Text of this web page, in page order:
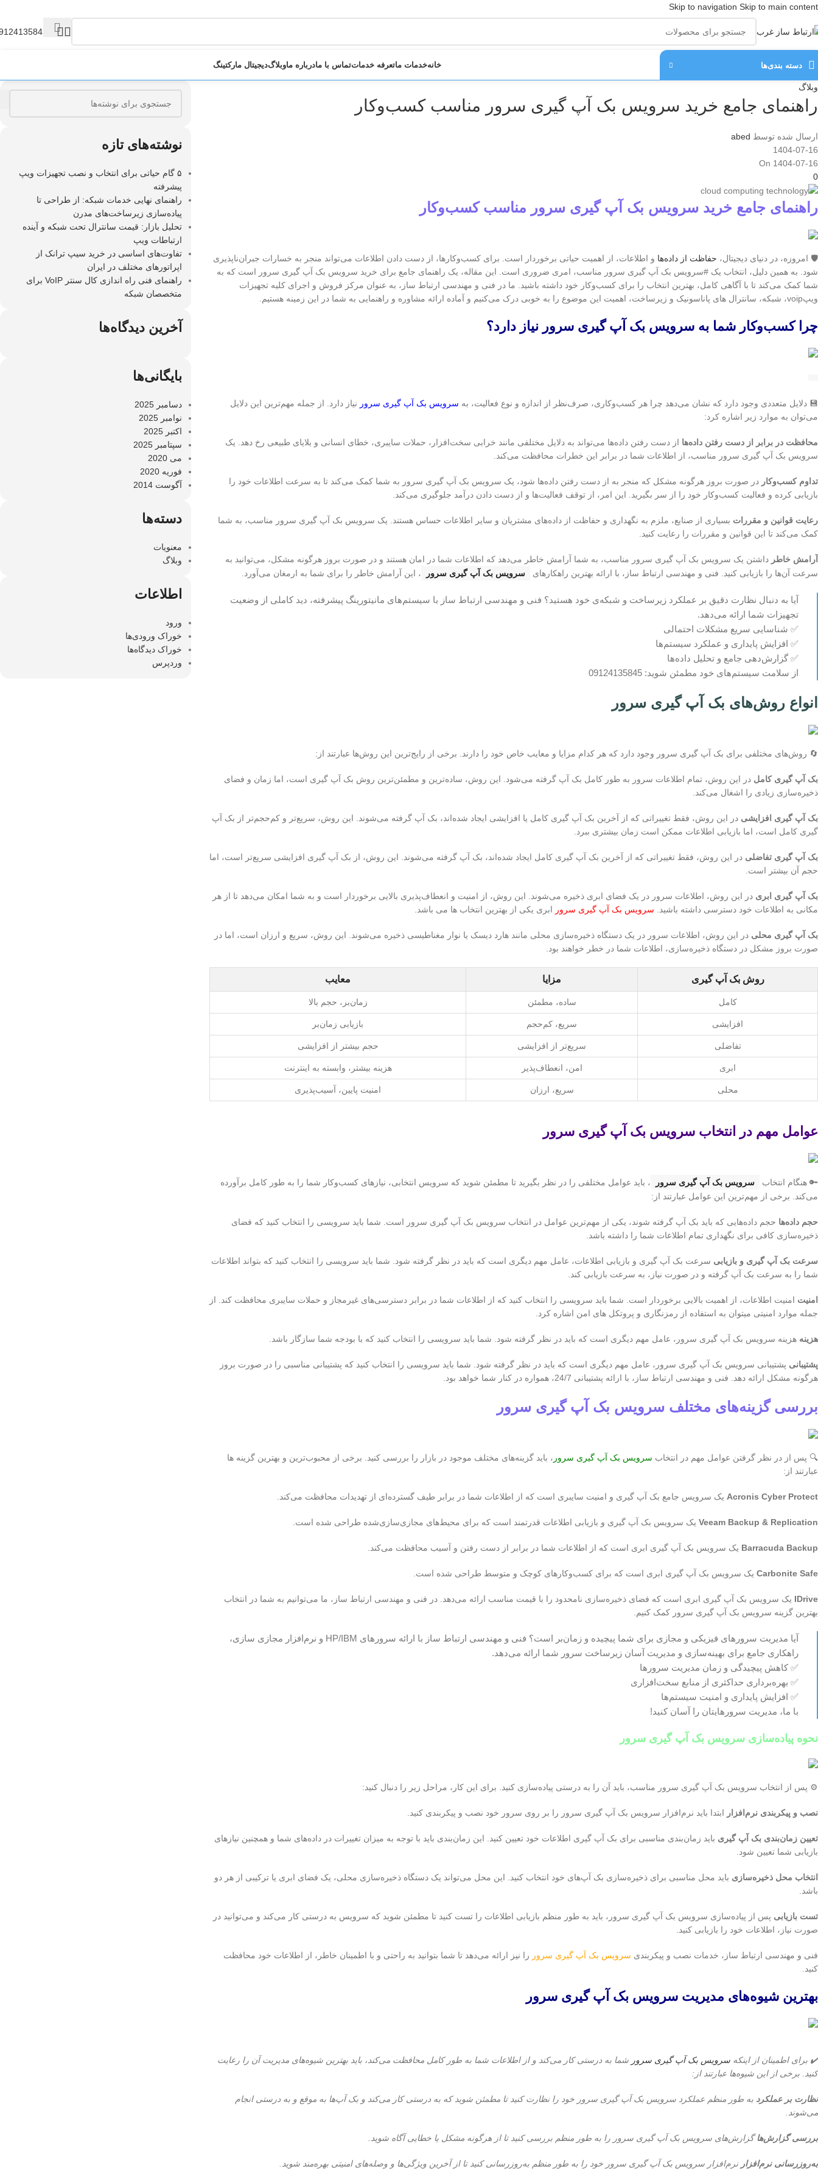
Skip to navigation Skip to main content
دسته‌ بندی‌ها خانهخدمات ماتعرفه خدماتتماس با مادرباره ماوبلاگدیجیتال مارکتینگ
وبلاگ
راهنمای جامع خرید سرویس بک آپ گیری سرور مناسب کسب‌وکار
ارسال شده توسط abed
1404-07-16
On 1404-07-16
0
راهنمای جامع خرید سرویس بک آپ گیری سرور مناسب کسب‌وکار
🛡️ امروزه، در دنیای دیجیتال، حفاظت از داده‌ها و اطلاعات، از اهمیت حیاتی برخوردار است. برای کسب‌وکارها، از دست دادن اطلاعات می‌تواند منجر به خسارات جبران‌ناپذیری
شود. به همین دلیل، انتخاب یک #سرویس بک آپ گیری سرور مناسب، امری ضروری است. این مقاله، یک راهنمای جامع برای خرید سرویس بک آپ گیری سرور است که به
شما کمک می‌کند تا با آگاهی کامل، بهترین انتخاب را برای کسب‌وکار خود داشته باشید. ما در فنی و مهندسی ارتباط ساز، به عنوان مرکز فروش و اجرای کلیه تجهیزات
ویپvoip، شبکه، سانترال های پاناسونیک و زیرساخت، اهمیت این موضوع را به خوبی درک می‌کنیم و آماده ارائه مشاوره و راهنمایی به شما در این زمینه هستیم.
چرا کسب‌وکار شما به سرویس بک آپ گیری سرور نیاز دارد؟
💾 دلایل متعددی وجود دارد که نشان می‌دهد چرا هر کسب‌وکاری، صرف‌نظر از اندازه و نوع فعالیت، به سرویس بک آپ گیری سرور نیاز دارد. از جمله مهم‌ترین این دلایل
می‌توان به موارد زیر اشاره کرد:
محافظت در برابر از دست رفتن داده‌ها از دست رفتن داده‌ها می‌تواند به دلایل مختلفی مانند خرابی سخت‌افزار، حملات سایبری، خطای انسانی و بلایای طبیعی رخ دهد. یک
سرویس بک آپ گیری سرور مناسب، از اطلاعات شما در برابر این خطرات محافظت می‌کند.
تداوم کسب‌وکار در صورت بروز هرگونه مشکل که منجر به از دست رفتن داده‌ها شود، یک سرویس بک آپ گیری سرور به شما کمک می‌کند تا به سرعت اطلاعات خود را
بازیابی کرده و فعالیت کسب‌وکار خود را از سر بگیرید. این امر، از توقف فعالیت‌ها و از دست دادن درآمد جلوگیری می‌کند.
رعایت قوانین و مقررات بسیاری از صنایع، ملزم به نگهداری و حفاظت از داده‌های مشتریان و سایر اطلاعات حساس هستند. یک سرویس بک آپ گیری سرور مناسب، به شما
کمک می‌کند تا این قوانین و مقررات را رعایت کنید.
آرامش خاطر داشتن یک سرویس بک آپ گیری سرور مناسب، به شما آرامش خاطر می‌دهد که اطلاعات شما در امان هستند و در صورت بروز هرگونه مشکل، می‌توانید به
سرعت آن‌ها را بازیابی کنید. فنی و مهندسی ارتباط ساز، با ارائه بهترین راهکارهای
سرویس بک آپ گیری سرور ، این آرامش خاطر را برای شما به ارمغان می‌آورد.
آیا به دنبال نظارت دقیق بر عملکرد زیرساخت و شبکه‌ی خود هستید؟ فنی و مهندسی ارتباط ساز با سیستم‌های مانیتورینگ پیشرفته، دید کاملی از وضعیت
تجهیزات شما ارائه می‌دهد.
✅ شناسایی سریع مشکلات احتمالی
✅ افزایش پایداری و عملکرد سیستم‌ها
✅ گزارش‌دهی جامع و تحلیل داده‌ها
از سلامت سیستم‌های خود مطمئن شوید: 09124135845
انواع روش‌های بک آپ گیری سرور
🔄 روش‌های مختلفی برای بک آپ گیری سرور وجود دارد که هر کدام مزایا و معایب خاص خود را دارند. برخی از رایج‌ترین این روش‌ها عبارتند از:
بک آپ گیری کامل در این روش، تمام اطلاعات سرور به طور کامل بک آپ گرفته می‌شود. این روش، ساده‌ترین و مطمئن‌ترین روش بک آپ گیری است، اما زمان و فضای
ذخیره‌سازی زیادی را اشغال می‌کند.
بک آپ گیری افزایشی در این روش، فقط تغییراتی که از آخرین بک آپ گیری کامل یا افزایشی ایجاد شده‌اند، بک آپ گرفته می‌شوند. این روش، سریع‌تر و کم‌حجم‌تر از بک آپ
گیری کامل است، اما بازیابی اطلاعات ممکن است زمان بیشتری ببرد.
بک آپ گیری تفاضلی در این روش، فقط تغییراتی که از آخرین بک آپ گیری کامل ایجاد شده‌اند، بک آپ گرفته می‌شوند. این روش، از بک آپ گیری افزایشی سریع‌تر است، اما
حجم آن بیشتر است.
بک آپ گیری ابری در این روش، اطلاعات سرور در یک فضای ابری ذخیره می‌شوند. این روش، از امنیت و انعطاف‌پذیری بالایی برخوردار است و به شما امکان می‌دهد تا از هر
مکانی به اطلاعات خود دسترسی داشته باشید. سرویس بک آپ گیری سرور ابری یکی از بهترین انتخاب ها می باشد.
بک آپ گیری محلی در این روش، اطلاعات سرور در یک دستگاه ذخیره‌سازی محلی مانند هارد دیسک یا نوار مغناطیسی ذخیره می‌شوند. این روش، سریع و ارزان است، اما در
صورت بروز مشکل در دستگاه ذخیره‌سازی، اطلاعات شما در خطر خواهند بود.
روش بک آپ گیری مزایا معایب
کامل ساده، مطمئن زمان‌بر، حجم بالا
افزایشی سریع، کم‌حجم بازیابی زمان‌بر
تفاضلی سریع‌تر از افزایشی حجم بیشتر از افزایشی
ابری امن، انعطاف‌پذیر هزینه بیشتر، وابسته به اینترنت
محلی سریع، ارزان امنیت پایین، آسیب‌پذیری
عوامل مهم در انتخاب سرویس بک آپ گیری سرور
🔑 هنگام انتخاب سرویس بک آپ گیری سرور
، باید عوامل مختلفی را در نظر بگیرید تا مطمئن شوید که سرویس انتخابی، نیازهای کسب‌وکار شما را به طور کامل برآورده
می‌کند. برخی از مهم‌ترین این عوامل عبارتند از:
حجم داده‌ها حجم داده‌هایی که باید بک آپ گرفته شوند، یکی از مهم‌ترین عوامل در انتخاب سرویس بک آپ گیری سرور است. شما باید سرویسی را انتخاب کنید که فضای
ذخیره‌سازی کافی برای نگهداری تمام اطلاعات شما را داشته باشد.
سرعت بک آپ گیری و بازیابی سرعت بک آپ گیری و بازیابی اطلاعات، عامل مهم دیگری است که باید در نظر گرفته شود. شما باید سرویسی را انتخاب کنید که بتواند اطلاعات
شما را به سرعت بک آپ گرفته و در صورت نیاز، به سرعت بازیابی کند.
امنیت امنیت اطلاعات، از اهمیت بالایی برخوردار است. شما باید سرویسی را انتخاب کنید که از اطلاعات شما در برابر دسترسی‌های غیرمجاز و حملات سایبری محافظت کند. از
جمله موارد امنیتی میتوان به استفاده از رمزنگاری و پروتکل های امن اشاره کرد.
هزینه هزینه سرویس بک آپ گیری سرور، عامل مهم دیگری است که باید در نظر گرفته شود. شما باید سرویسی را انتخاب کنید که با بودجه شما سازگار باشد.
پشتیبانی پشتیبانی سرویس بک آپ گیری سرور، عامل مهم دیگری است که باید در نظر گرفته شود. شما باید سرویسی را انتخاب کنید که پشتیبانی مناسبی را در صورت بروز
هرگونه مشکل ارائه دهد. فنی و مهندسی ارتباط ساز، با ارائه پشتیبانی 24/7، همواره در کنار شما خواهد بود.
بررسی گزینه‌های مختلف سرویس بک آپ گیری سرور
🔍 پس از در نظر گرفتن عوامل مهم در انتخاب سرویس بک آپ گیری سرور ، باید گزینه‌های مختلف موجود در بازار را بررسی کنید. برخی از محبوب‌ترین و بهترین گزینه ها
عبارتند از:
Acronis Cyber Protect یک سرویس جامع بک آپ گیری و امنیت سایبری است که از اطلاعات شما در برابر طیف گسترده‌ای از تهدیدات محافظت می‌کند.
Veeam Backup & Replication یک سرویس بک آپ گیری و بازیابی اطلاعات قدرتمند است که برای محیط‌های مجازی‌سازی‌شده طراحی شده است.
Barracuda Backup یک سرویس بک آپ گیری ابری است که از اطلاعات شما در برابر از دست رفتن و آسیب محافظت می‌کند.
Carbonite Safe یک سرویس بک آپ گیری ابری است که برای کسب‌وکارهای کوچک و متوسط طراحی شده است.
IDrive یک سرویس بک آپ گیری ابری است که فضای ذخیره‌سازی نامحدود را با قیمت مناسب ارائه می‌دهد. در فنی و مهندسی ارتباط ساز، ما می‌توانیم به شما در انتخاب
بهترین گزینه سرویس بک آپ گیری سرور کمک کنیم.
آیا مدیریت سرورهای فیزیکی و مجازی برای شما پیچیده و زمان‌بر است؟ فنی و مهندسی ارتباط ساز با ارائه سرورهای HP/IBM و نرم‌افزار مجازی سازی،
راهکاری جامع برای بهینه‌سازی و مدیریت آسان زیرساخت سرور شما ارائه می‌دهد.
✅ کاهش پیچیدگی و زمان مدیریت سرورها
✅ بهره‌برداری حداکثری از منابع سخت‌افزاری
✅ افزایش پایداری و امنیت سیستم‌ها
با ما، مدیریت سرورهایتان را آسان کنید!
نحوه پیاده‌سازی سرویس بک آپ گیری سرور
⚙️ پس از انتخاب سرویس بک آپ گیری سرور مناسب، باید آن را به درستی پیاده‌سازی کنید. برای این کار، مراحل زیر را دنبال کنید:
نصب و پیکربندی نرم‌افزار ابتدا باید نرم‌افزار سرویس بک آپ گیری سرور را بر روی سرور خود نصب و پیکربندی کنید.
تعیین زمان‌بندی بک آپ گیری باید زمان‌بندی مناسبی برای بک آپ گیری اطلاعات خود تعیین کنید. این زمان‌بندی باید با توجه به میزان تغییرات در داده‌های شما و همچنین نیازهای
بازیابی شما تعیین شود.
انتخاب محل ذخیره‌سازی باید محل مناسبی برای ذخیره‌سازی بک آپ‌های خود انتخاب کنید. این محل می‌تواند یک دستگاه ذخیره‌سازی محلی، یک فضای ابری یا ترکیبی از هر دو
باشد.
تست بازیابی پس از پیاده‌سازی سرویس بک آپ گیری سرور، باید به طور منظم بازیابی اطلاعات را تست کنید تا مطمئن شوید که سرویس به درستی کار می‌کند و می‌توانید در
صورت نیاز، اطلاعات خود را بازیابی کنید.
فنی و مهندسی ارتباط ساز، خدمات نصب و پیکربندی سرویس بک آپ گیری سرور را نیز ارائه می‌دهد تا شما بتوانید به راحتی و با اطمینان خاطر، از اطلاعات خود محافظت
کنید.
بهترین شیوه‌های مدیریت سرویس بک آپ گیری سرور
✔️ برای اطمینان از اینکه سرویس بک آپ گیری سرور شما به درستی کار می‌کند و از اطلاعات شما به طور کامل محافظت می‌کند، باید بهترین شیوه‌های مدیریت آن را رعایت
کنید. برخی از این شیوه‌ها عبارتند از:
نظارت بر عملکرد به طور منظم عملکرد سرویس بک آپ گیری سرور خود را نظارت کنید تا مطمئن شوید که به درستی کار می‌کند و بک آپ‌ها به موقع و به درستی انجام
می‌شوند.
بررسی گزارش‌ها گزارش‌های سرویس بک آپ گیری سرور را به طور منظم بررسی کنید تا از هرگونه مشکل یا خطایی آگاه شوید.
به‌روزرسانی نرم‌افزار نرم‌افزار سرویس بک آپ گیری سرور خود را به طور منظم به‌روزرسانی کنید تا از آخرین ویژگی‌ها و وصله‌های امنیتی بهره‌مند شوید.
نوشته‌های تازه
۵ گام حیاتی برای انتخاب و نصب تجهیزات ویپ
پیشرفته
راهنمای نهایی خدمات شبکه: از طراحی تا
پیاده‌سازی زیرساخت‌های مدرن
تحلیل بازار: قیمت سانترال تحت شبکه و آینده
ارتباطات ویپ
تفاوت‌های اساسی در خرید سیپ ترانک از
اپراتورهای مختلف در ایران
راهنمای فنی راه اندازی کال سنتر VoIP برای
متخصصان شبکه
آخرین دیدگاه‌ها
بایگانی‌ها
دسامبر 2025
نوامبر 2025
اکتبر 2025
سپتامبر 2025
می 2020
فوریه 2020
آگوست 2014
دسته‌ها
معنویات
وبلاگ
اطلاعات
ورود
خوراک ورودی‌ها
خوراک دیدگاه‌ها
وردپرس